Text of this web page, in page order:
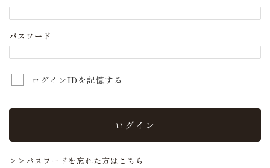
パスワード
ログインIDを記憶する
ログイン
>>パスワードを忘れた方はこちら